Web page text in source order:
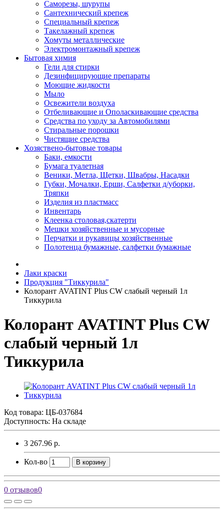
Саморезы, шурупы
Сантехнический крепеж
Специальный крепеж
Такелажный крепеж
Хомуты металлические
Электромонтажный крепеж
Бытовая химия
Гели для стирки
Дезинфицирующие препараты
Моющие жидкости
Мыло
Освежители воздуха
Отбеливающие и Ополаскивающие средства
Средства по уходу за Автомобилями
Стиральные порошки
Чистящие средства
Хозяствено-бытовые товары
Баки, емкости
Бумага туалетная
Веники, Метла, Щетки, Швабры, Насадки
Губки, Мочалки, Ерши, Салфетки д/уборки,
Тряпки
Изделия из пластмасс
Инвентарь
Клеенка столовая,скатерти
Мешки хозяйственные и мусорные
Перчатки и рукавицы хозяйственные
Полотенца бумажные, салфетки бумажные
Лаки краски
Продукция "Тиккурила"
Колорант AVATINT Plus CW слабый черный 1л
Тиккурила
Колорант AVATINT Plus CW
слабый черный 1л
Тиккурила
Код товара: ЦБ-037684
Доступность: На складе
3 267.96 р.
Кол-во В корзину
0 отзывов0